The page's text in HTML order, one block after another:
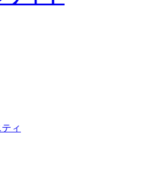
ームスタッフ
ム「volundeer」
ー
管理規定
定
イドライン
奈良
ンサービスについて
ィ